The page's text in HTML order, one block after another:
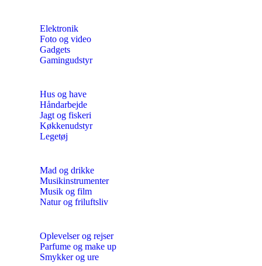
Elektronik
Foto og video
Gadgets
Gamingudstyr
Hus og have
Håndarbejde
Jagt og fiskeri
Køkkenudstyr
Legetøj
Mad og drikke
Musikinstrumenter
Musik og film
Natur og friluftsliv
Oplevelser og rejser
Parfume og make up
Smykker og ure